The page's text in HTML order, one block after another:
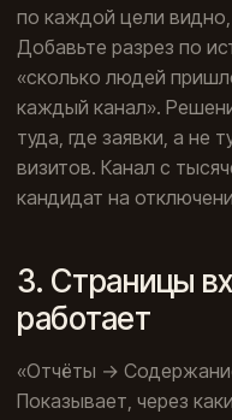
по каждой цели видно,
Добавьте разрез по
«сколько людей
каждый канал».
туда, где заявки, а не
визитов. Канал с
кандидат на
3. Страницы
работает
«Отчёты →
Показывает, через